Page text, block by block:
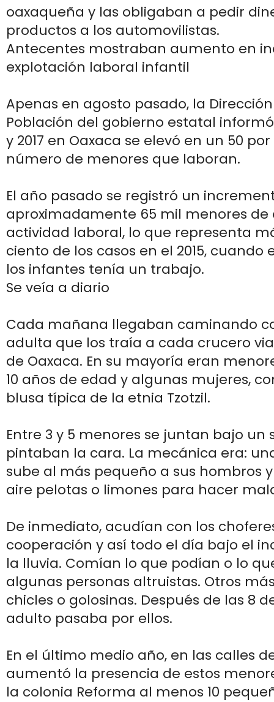
oaxaqueña y las obligaban a pedir
productos a los automovilistas.
Antecentes mostraban aumento en
explotación laboral infantil
Apenas en agosto pasado, la
Población del gobierno estatal
y 2017 en Oaxaca se elevó en un 50
número de menores que laboran.
El año pasado se registró un
aproximadamente 65 mil menores de
actividad laboral, lo que representa
ciento de los casos en el 2015, cuando
los infantes tenía un trabajo.
Se veía a diario
Cada mañana llegaban caminando
adulta que los traía a cada crucero
de Oaxaca. En su mayoría eran
10 años de edad y algunas mujeres,
blusa típica de la etnia Tzotzil.
Entre 3 y 5 menores se juntan bajo un
pintaban la cara. La mecánica era:
sube al más pequeño a sus hombros
aire pelotas o limones para hacer
De inmediato, acudían con los
cooperación y así todo el día bajo el
la lluvia. Comían lo que podían o lo
algunas personas altruistas. Otros
chicles o golosinas. Después de las 8
adulto pasaba por ellos.
En el último medio año, en las calles
aumentó la presencia de estos
la colonia Reforma al menos 10